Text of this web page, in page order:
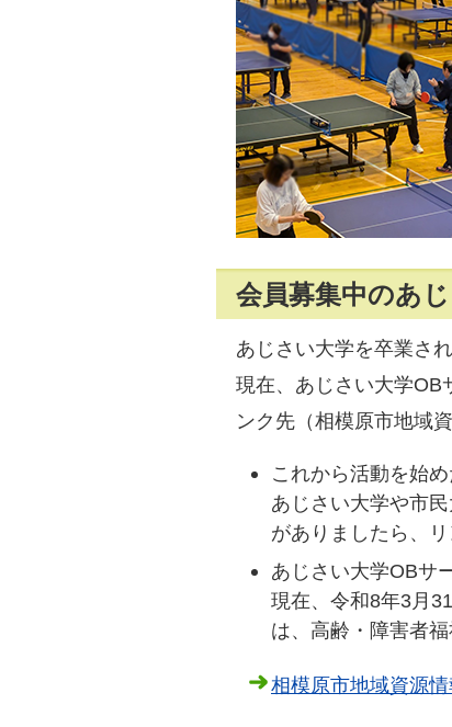
会員募集中のあ
あじさい大学を卒業さ
現在、あじさい大学OB
ンク先（相模原市地域
これから活動を始
あじさい大学や市
がありましたら、
あじさい大学OBサ
現在、令和8年3月
は、高齢・障害者
相模原市地域資源